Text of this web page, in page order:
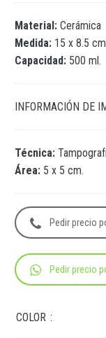
Material: Cerámica
Medida: 15 x 8.5
Capacidad: 500 ml.
INFORMACIÓN DE
Técnica:
Área: 5 x 5 cm.
Pedir precio
Pedir precio
COLOR